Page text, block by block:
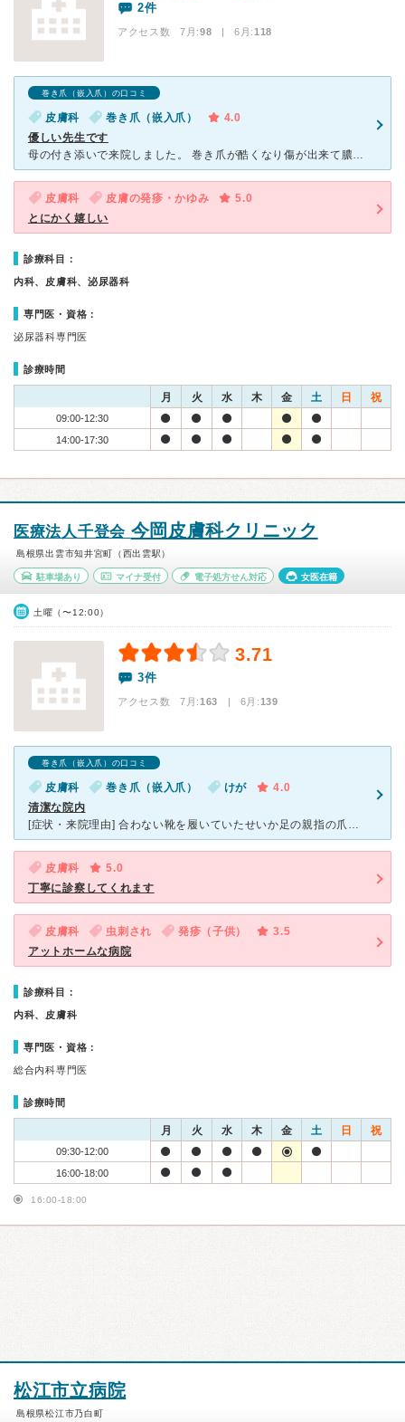
2件
アクセス数 7月:98 | 6月:118
巻き爪（嵌入爪）の口コミ
皮膚科 巻き爪（嵌入爪）
4.0
優しい先生です
母の付き添いで来院しました。 巻き爪が酷くなり傷が出来て膿んで血が出ている状態でした。 ゆっくりと優しい口調で、とてもわかりやすく説明して下さり、母も安心していました。それから傷を治して巻き爪の治
皮膚科 皮膚の発疹・かゆみ
5.0
とにかく嬉しい
診療科目：
内科、皮膚科、泌尿器科
専門医・資格：
泌尿器科専門医
診療時間
月 火 水 木 金 土 日 祝
09:00-12:30
14:00-17:30
医療法人千登会 今岡皮膚科クリニック
島根県出雲市知井宮町（西出雲駅）
駐車場あり マイナ受付 電子処方せん対応 女医在籍
土曜（〜12:00）
3.71
3件
アクセス数 7月:163 | 6月:139
巻き爪（嵌入爪）の口コミ
皮膚科 巻き爪（嵌入爪） けが
4.0
清潔な院内
[症状・来院理由] 合わない靴を履いていたせいか足の親指の爪が巻き爪となり肉へ食い込んでしまい、痛みでまともな姿勢で歩行も出来かねる状態になってました。当初はこの手は整形外科の範囲と思いましたが、爪
皮膚科
5.0
丁寧に診察してくれます
皮膚科 虫刺され 発疹（子供）
3.5
アットホームな病院
診療科目：
内科、皮膚科
専門医・資格：
総合内科専門医
診療時間
月 火 水 木 金 土 日 祝
09:30-12:00
16:00-18:00
16:00-18:00
松江市立病院
島根県松江市乃白町